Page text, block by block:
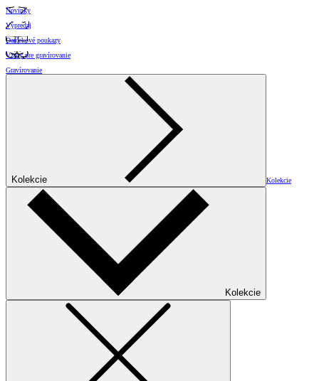
Novinky
Výpredaj
Darčekové poukazy
Vzory pre gravírovanie
Gravírovanie
Kolekcie Kolekcie
Kolekcie